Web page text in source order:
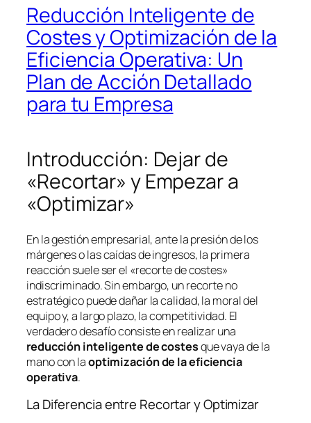
Reducción Inteligente de
Costes y Optimización de la
Eficiencia Operativa: Un
Plan de Acción Detallado
para tu Empresa
Introducción: Dejar de
«Recortar» y Empezar a
«Optimizar»
En la gestión empresarial, ante la presión de los
márgenes o las caídas de ingresos, la primera
reacción suele ser el «recorte de costes»
indiscriminado. Sin embargo, un recorte no
estratégico puede dañar la calidad, la moral del
equipo y, a largo plazo, la competitividad. El
verdadero desafío consiste en realizar una
reducción inteligente de costesque vaya de la
mano con laoptimización de la eficiencia
operativa.
La Diferencia entre Recortar y Optimizar